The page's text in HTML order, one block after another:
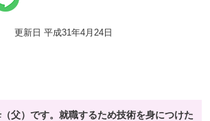
更新日 平成31年4月24日
父）です。就職するため技術を身につけた